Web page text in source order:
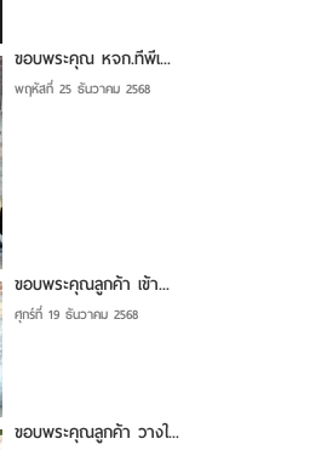
ขอบพระคุณ หจก.ทีพีเ...
พฤหัสที่ 25 ธันวาคม 2568
ขอบพระคุณลูกค้า เข้า...
ศุกร์ที่ 19 ธันวาคม 2568
ขอบพระคุณลูกค้า วางใ...